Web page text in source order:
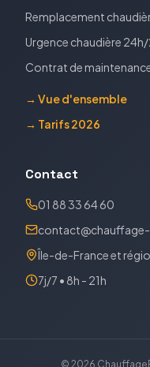
Remplacement
Urgence chaudière
Contrat de
→ Vue d'ensemble
→ Tarifs 2026
Contact
01 88 33 64 60
Île-de-France et
7j/7 • 8h - 21h
© 2026